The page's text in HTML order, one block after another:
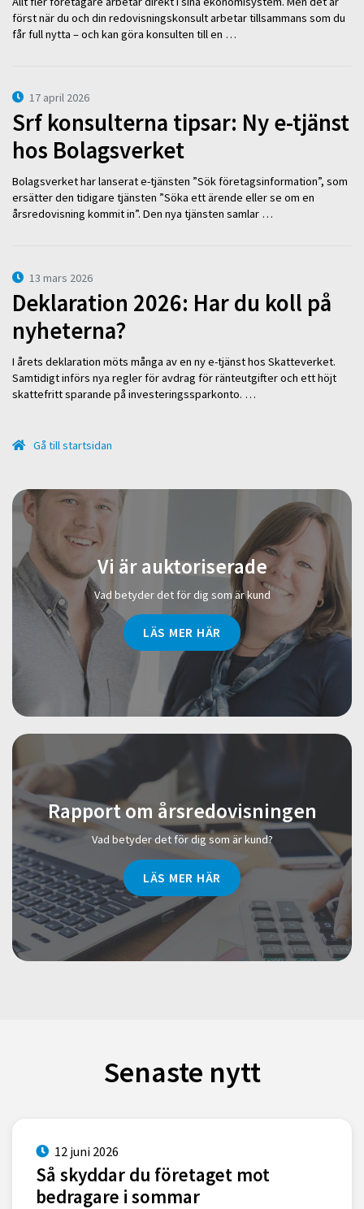
först när du och din redovisningskonsult arbetar tillsammans som du
får full nytta – och kan göra konsulten till en …
17 april 2026
Srf konsulterna tipsar: Ny e-tjänst
hos Bolagsverket
Bolagsverket har lanserat e-tjänsten ”Sök företagsinformation”, som
ersätter den tidigare tjänsten ”Söka ett ärende eller se om en
årsredovisning kommit in”. Den nya tjänsten samlar …
13 mars 2026
Deklaration 2026: Har du koll på
nyheterna?
I årets deklaration möts många av en ny e-tjänst hos Skatteverket.
Samtidigt införs nya regler för avdrag för ränteutgifter och ett höjt
skattefritt sparande på investeringssparkonto. …
Gå till startsidan
Vi är auktoriserade
Vad betyder det för dig som är kund
LÄS MER HÄR
Rapport om årsredovisningen
Vad betyder det för dig som är kund?
LÄS MER HÄR
Senaste nytt
12 juni 2026
Så skyddar du företaget mot
bedragare i sommar